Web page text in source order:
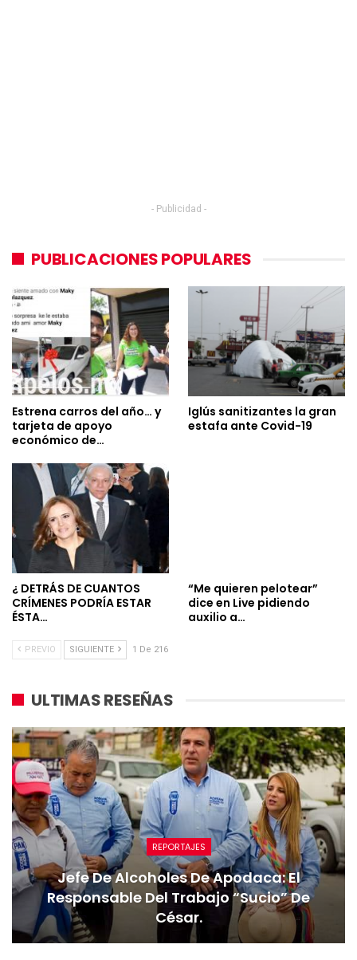
- Publicidad -
PUBLICACIONES POPULARES
Estrena carros del año… y
tarjeta de apoyo
económico de…
Iglús sanitizantes la gran
estafa ante Covid-19
¿ DETRÁS DE CUANTOS
CRÍMENES PODRÍA ESTAR
ÉSTA…
“Me quieren pelotear”
dice en Live pidiendo
auxilio a…
PREVIO SIGUIENTE 1 De 216
ULTIMAS RESEÑAS
REPORTAJES
Jefe De Alcoholes De Apodaca: El
Responsable Del Trabajo “sucio” De
César.